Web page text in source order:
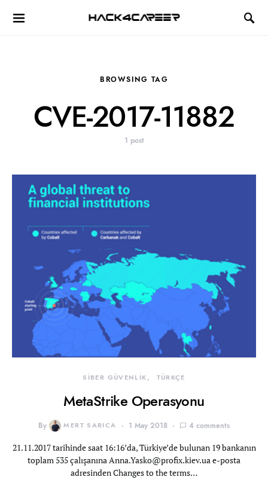
Hack4Career
BROWSING TAG
CVE-2017-11882
1 post
SİBER GÜVENLİK TÜRKÇE
MetaStrike Operasyonu
By MERT SARICA 1 May 2018 4 comments
21.11.2017 tarihinde saat 16:16’da, Türkiye’de bulunan 19 bankanın
toplam 535 çalışanınaAnna.Yasko@profix.kiev.uae-posta
adresinden Changes to the terms…